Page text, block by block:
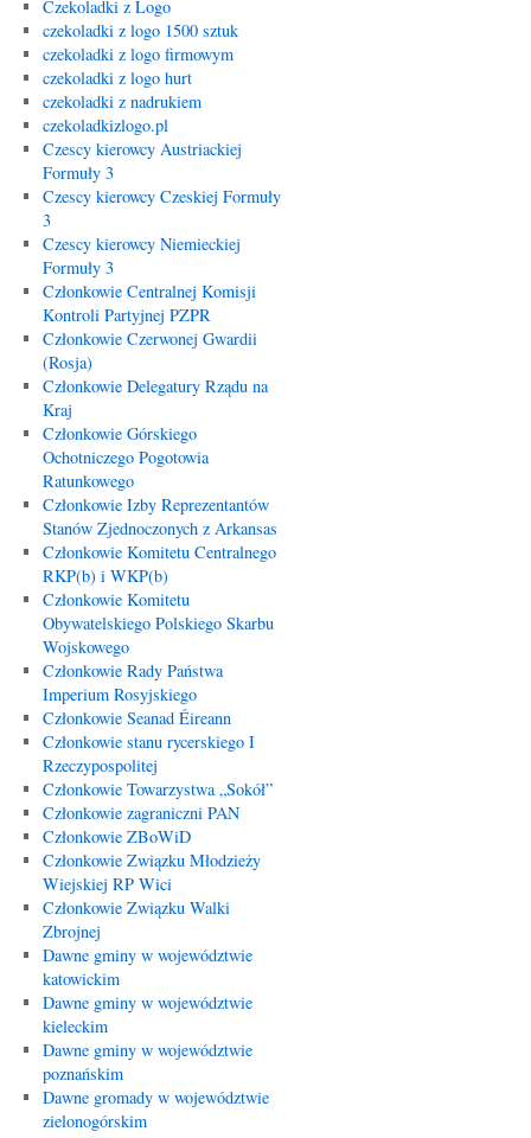
Czekoladki z Logo
czekoladki z logo 1500 sztuk
czekoladki z logo firmowym
czekoladki z logo hurt
czekoladki z nadrukiem
czekoladkizlogo.pl
Czescy kierowcy Austriackiej
Formuły 3
Czescy kierowcy Czeskiej Formuły
3
Czescy kierowcy Niemieckiej
Formuły 3
Członkowie Centralnej Komisji
Kontroli Partyjnej PZPR
Członkowie Czerwonej Gwardii
(Rosja)
Członkowie Delegatury Rządu na
Kraj
Członkowie Górskiego
Ochotniczego Pogotowia
Ratunkowego
Członkowie Izby Reprezentantów
Stanów Zjednoczonych z Arkansas
Członkowie Komitetu Centralnego
RKP(b) i WKP(b)
Członkowie Komitetu
Obywatelskiego Polskiego Skarbu
Wojskowego
Członkowie Rady Państwa
Imperium Rosyjskiego
Członkowie Seanad Éireann
Członkowie stanu rycerskiego I
Rzeczypospolitej
Członkowie Towarzystwa „Sokół”
Członkowie zagraniczni PAN
Członkowie ZBoWiD
Członkowie Związku Młodzieży
Wiejskiej RP Wici
Członkowie Związku Walki
Zbrojnej
Dawne gminy w województwie
katowickim
Dawne gminy w województwie
kieleckim
Dawne gminy w województwie
poznańskim
Dawne gromady w województwie
zielonogórskim